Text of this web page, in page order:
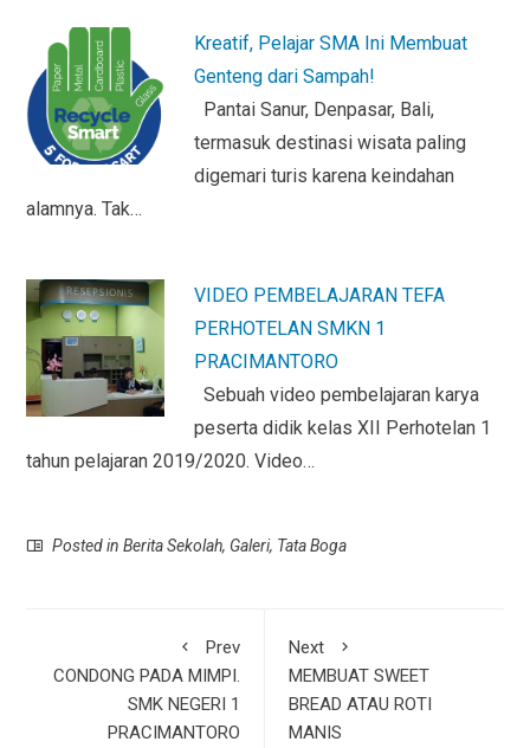
Kreatif, Pelajar SMA Ini Membuat
Genteng dari Sampah!
Pantai Sanur, Denpasar, Bali,
termasuk destinasi wisata paling
digemari turis karena keindahan
alamnya. Tak…
VIDEO PEMBELAJARAN TEFA
PERHOTELAN SMKN 1
PRACIMANTORO
Sebuah video pembelajaran karya
peserta didik kelas XII Perhotelan 1
tahun pelajaran 2019/2020. Video…
Posted inBerita Sekolah, Galeri, Tata Boga
Prev
CONDONG PADA MIMPI.
SMK NEGERI 1
PRACIMANTORO
Next
MEMBUAT SWEET
BREAD ATAU ROTI
MANIS